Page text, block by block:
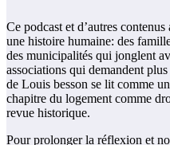
Ce podcast et d’autres
une histoire humaine: des
des municipalités qui jonglent
associations qui demandent
de Louis besson se lit comme
chapitre du logement comme
revue historique.
Pour prolonger la réflexion et